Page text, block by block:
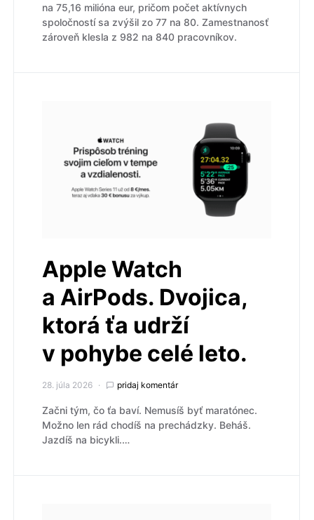
na 75,16 milióna eur, pričom počet aktívnych
spoločností sa zvýšil zo 77 na 80. Zamestnanosť
zároveň klesla z 982 na 840 pracovníkov.
Apple Watch
a AirPods. Dvojica,
ktorá ťa udrží
v pohybe celé leto.
28. júla 2026 pridaj komentár
Začni tým, čo ťa baví. Nemusíš byť maratónec.
Možno len rád chodíš na prechádzky. Beháš.
Jazdíš na bicykli.…